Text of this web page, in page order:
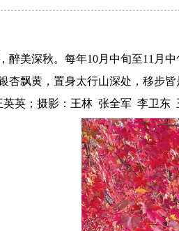
醉美深秋。每年10月中旬至11月
杏飘黄，置身太行山深处，移步
英英；摄影：王林 张全军 李卫东